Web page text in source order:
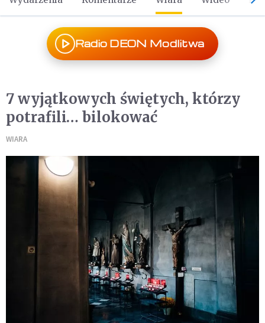
Radio DEON Modlitwa
7 wyjątkowych świętych, którzy
potrafili… bilokować
WIARA